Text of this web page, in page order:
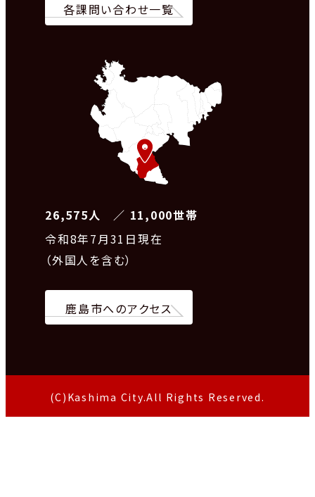
各課問い合わせ一覧
26,575人 ／ 11,000世帯
令和8年7月31日現在
（外国人を含む）
鹿島市へのアクセス
(C)Kashima City.All Rights Reserved.